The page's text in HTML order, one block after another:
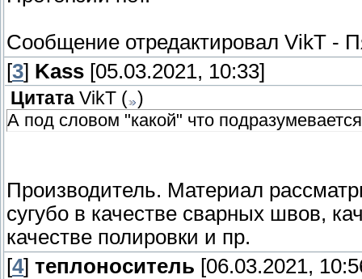
Сообщение отредактировал VikT -
[3] Kass [05.03.2021, 10:33]
Цитата VikT ( )
А под словом "какой" что
Производитель. Материал
сугубо в качестве сварных швов,
качестве полировки и пр.
[4] теплоноситель [06.03.2021,